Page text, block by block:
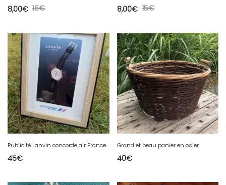
15€
8,00€
15€
8,00€
Publicité Lanvin concorde air France
45€
Grand et beau panier en osier
40€